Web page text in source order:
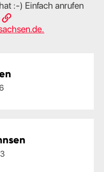
:-) Einfach anrufen